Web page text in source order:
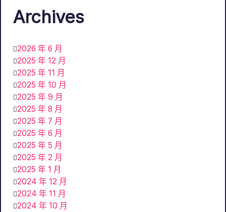
Archives
2026 年 6 月
2025 年 12 月
2025 年 11 月
2025 年 10 月
2025 年 9 月
2025 年 8 月
2025 年 7 月
2025 年 6 月
2025 年 5 月
2025 年 2 月
2025 年 1 月
2024 年 12 月
2024 年 11 月
2024 年 10 月